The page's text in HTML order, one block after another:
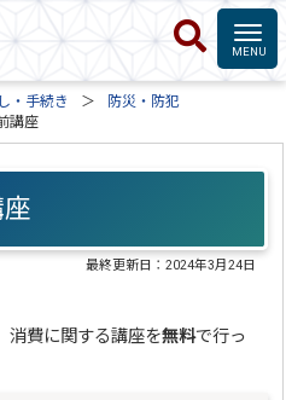
・手続き
防災・防犯
講座
最終更新日：2024年3月24日
消費に関する講座を無料で行っ